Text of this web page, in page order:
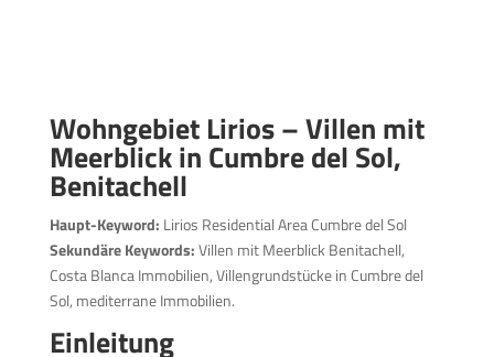
Wohngebiet Lirios – Villen mit
Meerblick in Cumbre del Sol,
Benitachell
Haupt-Keyword: Lirios Residential Area Cumbre del Sol
Sekundäre Keywords:Villen mit Meerblick Benitachell,
Costa Blanca Immobilien, Villengrundstücke in Cumbre del
Sol, mediterrane Immobilien.
Einleitung